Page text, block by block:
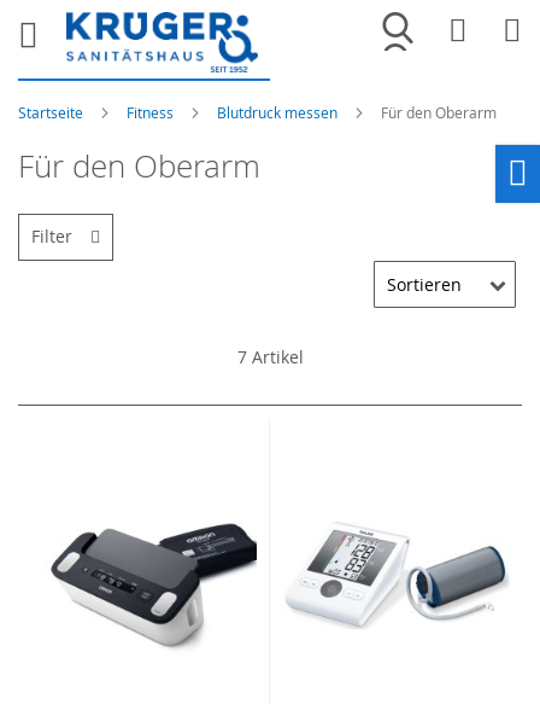
Merkliste
Startseite Fitness Blutdruck messen Für den Oberarm
Für den Oberarm
7Artikel
Filter